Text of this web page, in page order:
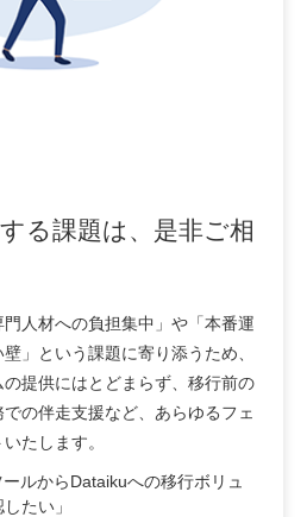
る課題は、是非ご相
人材への負担集中」や「本番運
」という課題に寄り添うため、
提供にはとどまらず、移行前の
の伴走支援など、あらゆるフェ
たします。
ールからDataikuへの移行ボリュ
たい」